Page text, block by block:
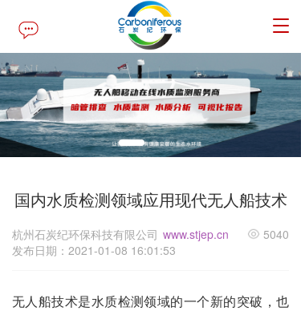
T
g
g
l
e
n
v
a
i
国内水质检测领域应用现代无人船技术
杭州石炭纪环保科技有限公司 www.stjep.cn
发布日期：2021-01-08 16:01:53
5040
无人船技术是水质检测领域的一个新的突破，也